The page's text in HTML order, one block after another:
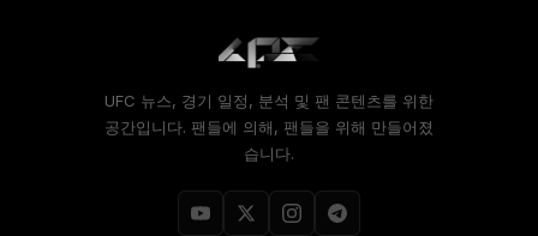
UFC 뉴스, 경기 일정, 분석 및 팬 콘텐츠를 위한
공간입니다. 팬들에 의해, 팬들을 위해 만들어졌
습니다.